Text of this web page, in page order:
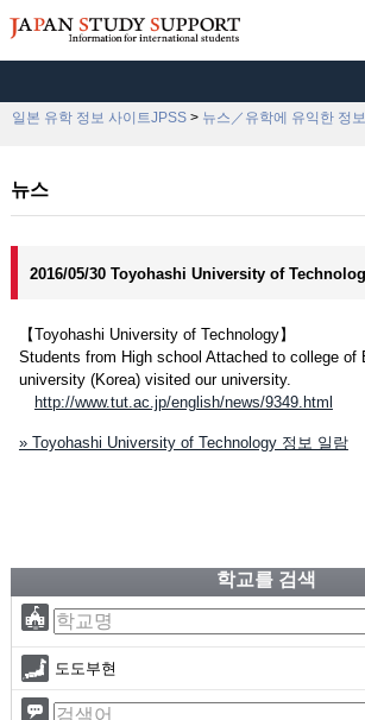
일본 유학 정보 사이트JPSS > 뉴스／유학에 유익한 정보
뉴스
2016/05/30 Toyohashi University of
【Toyohashi University of Technology】
Students from High school Attached to college of
university (Korea) visited our university.
http://www.tut.ac.jp/english/news/9349.html
» Toyohashi University of Technology 정보 일람
학교를 검색
도도부현